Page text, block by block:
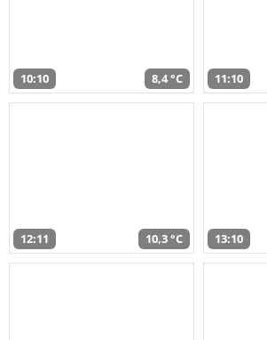
10:10 8,4 °C 11:10
12:11 10,3 °C 13:10